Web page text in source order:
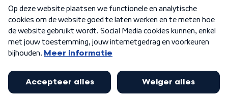
Algemene voorwaarden Privacybeleid